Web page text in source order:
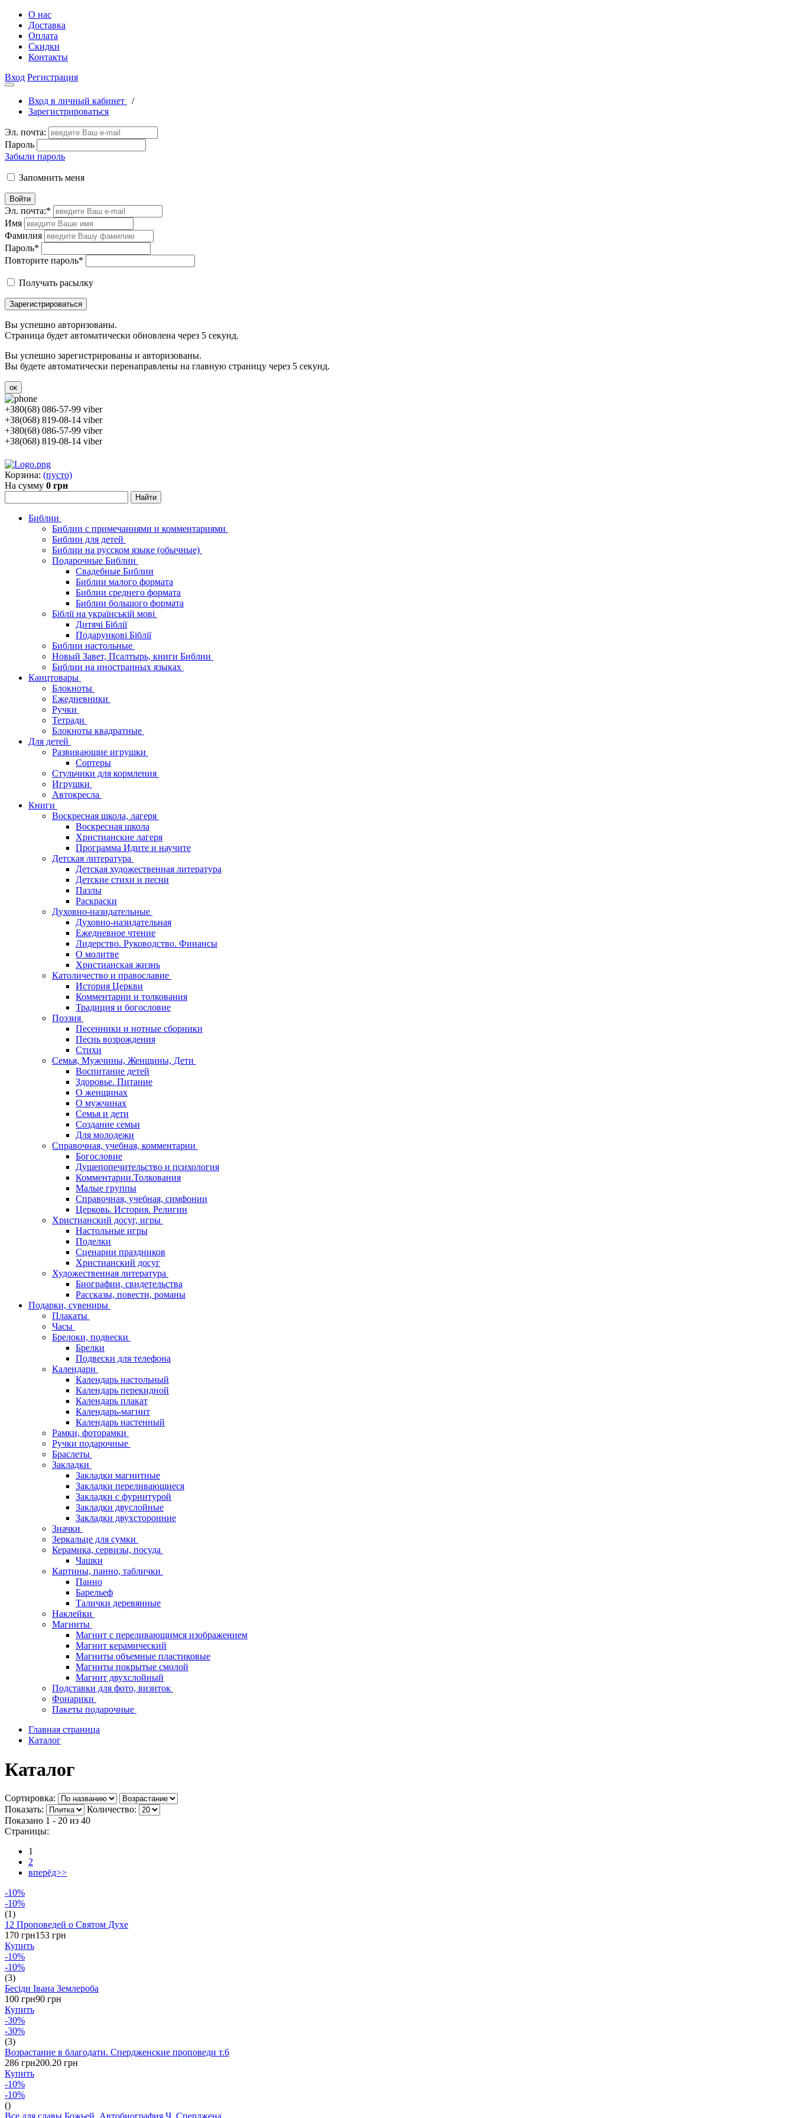
О нас
Доставка
Оплата
Скидки
Контакты
Вход Регистрация
Вход в личный кабинет
/
Зарегистрироваться
Эл. почта:
Пароль
Забыли пароль
Запомнить меня
Войти
Эл. почта:*
Имя
Фамилия
Пароль*
Повторите пароль*
Получать расылку
Зарегистрироваться
Вы успешно авторизованы.
Страница будет автоматически обновлена через 5 секунд.
Вы успешно зарегистрированы и авторизованы.
Вы будете автоматически перенаправлены на главную страницу через 5 секунд.
ок
+380(68) 086-57-99 viber
+38(068) 819-08-14 viber
+380(68) 086-57-99 viber
+38(068) 819-08-14 viber
Корзина: (пусто)
На сумму 0 грн
Библии
Библии с примечаниями и комментариями
Библии для детей
Библии на русском языке (обычные)
Подарочные Библии
Свадебные Библии
Библии малого формата
Библии среднего формата
Библии большого формата
Біблії на українській мові
Дитячі Біблії
Подарункові Біблії
Библии настольные
Новый Завет, Псалтырь, книги Библии
Библии на иностранных языках
Канцтовары
Блокноты
Ежедневники
Ручки
Тетради
Блокноты квадратные
Для детей
Развивающие игрушки
Сортеры
Стульчики для кормления
Игрушки
Автокресла
Книги
Воскресная школа, лагеря
Воскресная школа
Христианские лагеря
Программа Идите и научите
Детская литература
Детская художественная литература
Детские стихи и песни
Пазлы
Раскраски
Духовно-назидательные
Духовно-назидательная
Ежедневное чтение
Лидерство. Руководство. Финансы
О молитве
Христианская жизнь
Католичество и православие
История Церкви
Комментарии и толкования
Традиция и богословие
Поэзия
Песенники и нотные сборники
Песнь возрождения
Стихи
Семья, Мужчины, Женщины, Дети
Воспитание детей
Здоровье. Питание
О женщинах
О мужчинах
Семья и дети
Создание семьи
Для молодежи
Справочная, учебная, комментарии
Богословие
Душепопечительство и психология
Комментарии.Толкования
Малые группы
Справочная, учебная, симфонии
Церковь. История. Религии
Христианский досуг, игры
Настольные игры
Поделки
Сценарии праздников
Христианский досуг
Художественная литература
Биографии, свидетельства
Рассказы, повести, романы
Подарки, сувениры
Плакаты
Часы
Брелоки, подвески
Брелки
Подвески для телефона
Календари
Календарь настольный
Календарь перекидной
Календарь плакат
Календарь-магнит
Календарь настенный
Рамки, фоторамки
Ручки подарочные
Браслеты
Закладки
Закладки магнитные
Закладки переливающиеся
Закладки с фурнитурой
Закладки двуслойные
Закладки двухсторонние
Значки
Зеркальце для сумки
Керамика, сервизы, посуда
Чашки
Картины, панно, таблички
Панно
Барельеф
Талички деревянные
Наклейки
Магниты
Магнит с переливающимся изображением
Магнит керамический
Магниты объемные пластиковые
Магниты покрытые смолой
Магнит двухслойный
Подставки для фото, визиток
Фонарики
Пакеты подарочные
Главная страница
Каталог
Каталог
Сортировка:
Показать:
Количество:
Показано 1 - 20 из 40
Страницы:
1
2
вперёд>>
-10%
-10%
(1)
12 Проповедей о Святом Духе
170 грн153 грн
Купить
-10%
-10%
(3)
Бесіди Івана Землероба
100 грн90 грн
Купить
-30%
-30%
(3)
Возрастание в благодати. Спердженские проповеди т.6
286 грн200.20 грн
Купить
-10%
-10%
()